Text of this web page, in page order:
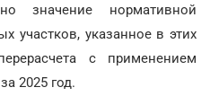
значение нормативной
участков, указанное в этих
с применением
2025 год.